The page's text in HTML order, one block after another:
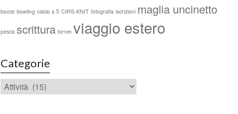
bocce bowling calcio a 5 CIRS-KNIT fotografia iscrizioni maglia uncinetto
pesca scrittura tornei viaggio estero
Categorie